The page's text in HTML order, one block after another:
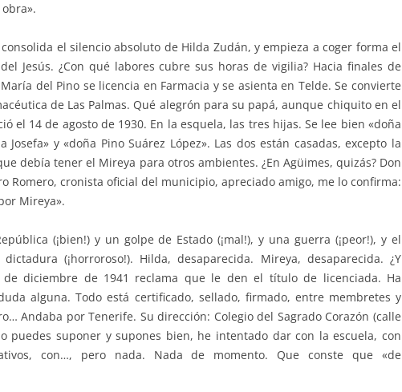
el silencio absoluto de Hilda Zudán, y empieza a coger forma el
Jesús. ¿Con qué labores cubre sus horas de vigilia? Hacia finales de
del Pino se licencia en Farmacia y se asienta en Telde. Se convierte
de Las Palmas. Qué alegrón para su papá, aunque chiquito en el
el 14 de agosto de 1930. En la esquela, las tres hijas. Se lee bien «doña
Josefa» y «doña Pino Suárez López». Las dos están casadas, excepto la
debía tener el Mireya para otros ambientes. ¿En Agüimes, quizás? Don
Romero, cronista oficial del municipio, apreciado amigo, me lo confirma:
Mireya».
(¡bien!) y un golpe de Estado (¡mal!), y una guerra (¡peor!), y el
(¡horroroso!). Hilda, desaparecida. Mireya, desaparecida. ¿Y
de diciembre de 1941 reclama que le den el título de licenciada. Ha
alguna. Todo está certificado, sellado, firmado, entre membretes y
Andaba por Tenerife. Su dirección: Colegio del Sagrado Corazón (calle
puedes suponer y supones bien, he intentado dar con la escuela, con
con…, pero nada. Nada de momento. Que conste que «de